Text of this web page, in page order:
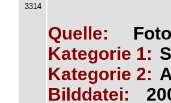
3314
Quelle:
Kategorie 1:
Kategorie 2:
Bilddatei: